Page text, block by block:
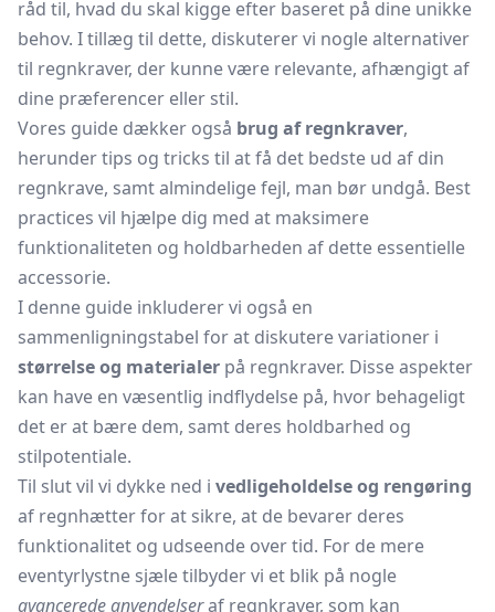
råd til, hvad du skal kigge efter baseret på dine unikke
behov. I tillæg til dette, diskuterer vi nogle alternativer
til regnkraver, der kunne være relevante, afhængigt af
dine præferencer eller stil.
Vores guide dækker også brug af regnkraver,
herunder tips og tricks til at få det bedste ud af din
regnkrave, samt almindelige fejl, man bør undgå. Best
practices vil hjælpe dig med at maksimere
funktionaliteten og holdbarheden af dette essentielle
accessorie.
I denne guide inkluderer vi også en
sammenligningstabel for at diskutere variationer i
størrelse og materialer på regnkraver. Disse aspekter
kan have en væsentlig indflydelse på, hvor behageligt
det er at bære dem, samt deres holdbarhed og
stilpotentiale.
Til slut vil vi dykke ned i vedligeholdelse og rengøring
af regnhætter for at sikre, at de bevarer deres
funktionalitet og udseende over tid. For de mere
eventyrlystne sjæle tilbyder vi et blik på nogle
avancerede anvendelseraf regnkraver, som kan